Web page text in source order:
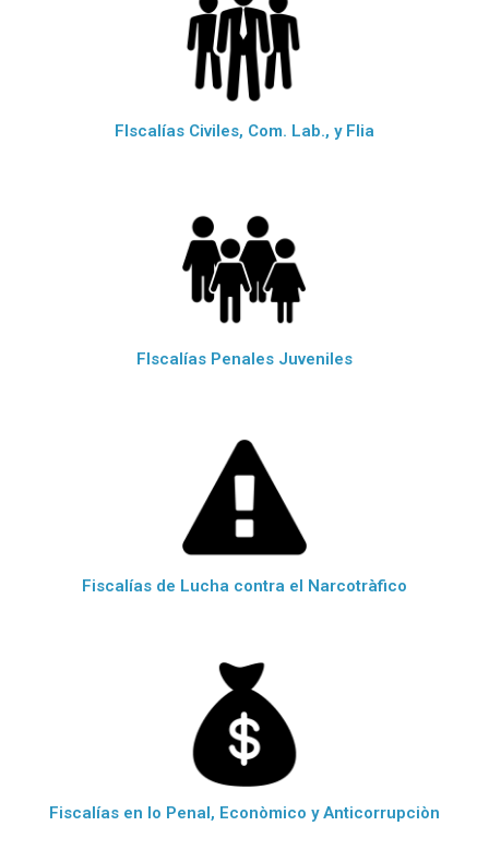
FIscalías Civiles, Com. Lab., y Flia
FIscalías Penales Juveniles
Fiscalías de Lucha contra el Narcotràfico
Fiscalías en lo Penal, Econòmico y Anticorrupciòn